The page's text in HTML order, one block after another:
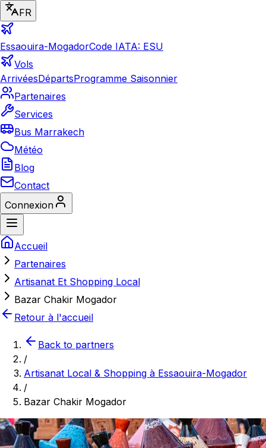
FR
Essaouira-MogadorCode IATA: ESU
Vols
ArrivéesDépartsProgramme Saisonnier
Partenaires
Services
Bus Marrakech
Météo
Blog
Contact
Connexion
Accueil
Partenaires
Artisanat Et Shopping Local
Bazar Chakir Mogador
Retour à l'accueil
Back to partners
/
Artisanat Local & Shopping à Essaouira-Mogador
/
Bazar Chakir Mogador